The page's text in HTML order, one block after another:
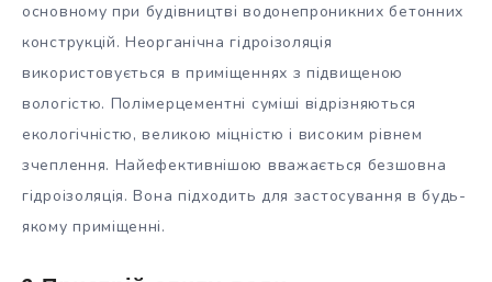
основному при будівництві водонепроникних бетонних
конструкцій. Неорганічна гідроізоляція
використовується в приміщеннях з підвищеною
вологістю. Полімерцементні суміші відрізняються
екологічністю, великою міцністю і високим рівнем
зчеплення. Найефективнішою вважається безшовна
гідроізоляція. Вона підходить для застосування в будь-
якому приміщенні.